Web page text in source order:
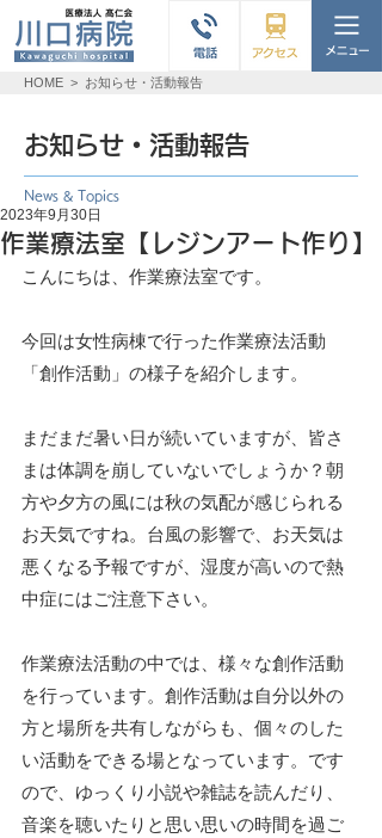
HOME > お知らせ・活動報告
お知らせ・活動報告
News & Topics
作業療法室【レジンアート作り】
2023年9月30日
こんにちは、作業療法室です。
今回は女性病棟で行った作業療法活動
「創作活動」の様子を紹介します。
まだまだ暑い日が続いていますが、皆さ
まは体調を崩していないでしょうか？朝
方や夕方の風には秋の気配が感じられる
お天気ですね。台風の影響で、お天気は
悪くなる予報ですが、湿度が高いので熱
中症にはご注意下さい。
作業療法活動の中では、様々な創作活動
を行っています。創作活動は自分以外の
方と場所を共有しながらも、個々のした
い活動をできる場となっています。です
ので、ゆっくり小説や雑誌を読んだり、
音楽を聴いたりと思い思いの時間を過ご